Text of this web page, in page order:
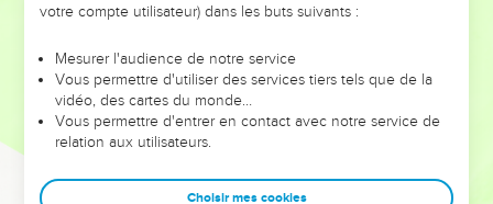
leur foi ou leur vision. Mais on voit moins les doutes, les erreurs
et les saisons difficiles qu'ils ont traversés, alors même que ce
sont elles qui les ont façonnés.
Dans cette conférence, leaders, entrepreneurs, et responsables
clés pour avancer avec plus de sagesse afin que leurs erreurs
votre compte utilisateur) dans les buts suivants :
Mesurer l'audience de notre service
Vous permettre d'utiliser des services tiers tels que de la
vidéo, des cartes du monde…
Vous permettre d'entrer en contact avec notre service de
relation aux utilisateurs.
Choisir mes cookies